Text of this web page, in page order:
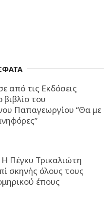
από τις Εκδόσεις
βιβλίο του
Παπαγεωργίου “Θα με
Πέγκυ Τρικαλιώτη
σκηνής όλους τους
έπους